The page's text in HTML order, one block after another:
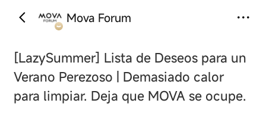
Mova Forum
[LazySummer] Lista de Deseos para un
Verano Perezoso | Demasiado calor
para limpiar. Deja que MOVA se ocupe.